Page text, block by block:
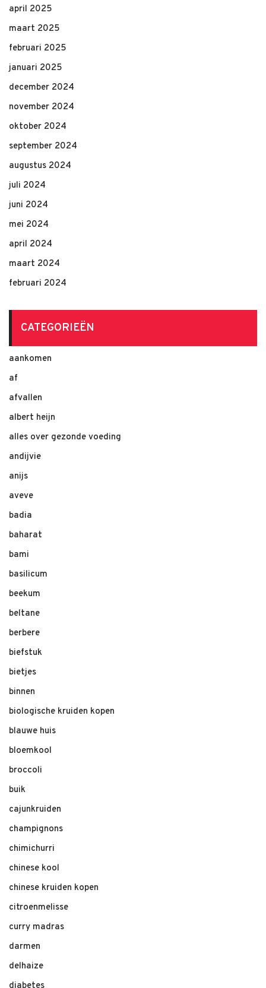
april 2025
maart 2025
februari 2025
januari 2025
december 2024
november 2024
oktober 2024
september 2024
augustus 2024
juli 2024
juni 2024
mei 2024
april 2024
maart 2024
februari 2024
CATEGORIEËN
aankomen
af
afvallen
albert heijn
alles over gezonde voeding
andijvie
anijs
aveve
badia
baharat
bami
basilicum
beekum
beltane
berbere
biefstuk
bietjes
binnen
biologische kruiden kopen
blauwe huis
bloemkool
broccoli
buik
cajunkruiden
champignons
chimichurri
chinese kool
chinese kruiden kopen
citroenmelisse
curry madras
darmen
delhaize